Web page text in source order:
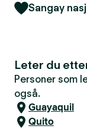
Sangay
Leter du
Personer som
også.
Guayaquil
Quito